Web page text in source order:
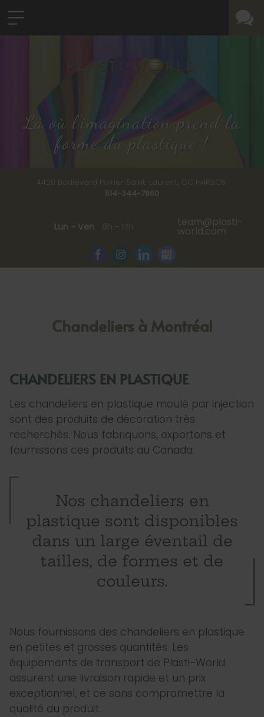
Là où l'imagination prend la
forme du plastique !
4420 Boulevard Poirier Saint-Laurent, QC H4R2C5
514-344-7860
Lun - Ven 9h - 17h team@plasti-
world.com
Chandeliers à Montréal
CHANDELIERS EN PLASTIQUE
Les chandeliers en plastique moulé par injection
sont des produits de décoration très
recherchés. Nous fabriquons, exportons et
fournissons ces produits au Canada.
Nos chandeliers en
plastique sont disponibles
dans un large éventail de
tailles, de formes et de
couleurs.
Nous fournissons des chandeliers en plastique
en petites et grosses quantités. Les
équipements de transport de Plasti-World
assurent une livraison rapide et un prix
exceptionnel, et ce sans compromettre la
qualité du produit.